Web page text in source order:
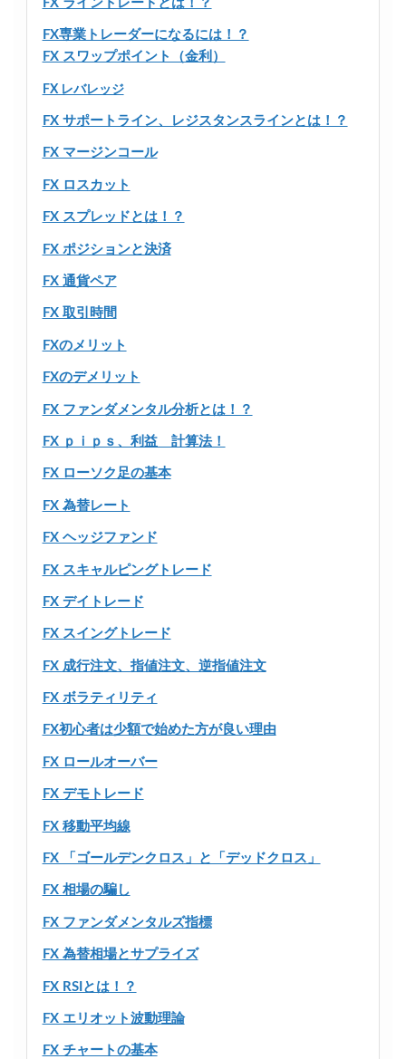
FX ライントレードとは！？
FX専業トレーダーになるには！？
FX スワップポイント（金利）
FX レバレッジ
FX サポートライン、レジスタンスラインとは！？
FX マージンコール
FX ロスカット
FX スプレッドとは！？
FX ポジションと決済
FX 通貨ペア
FX 取引時間
FXのメリット
FXのデメリット
FX ファンダメンタル分析とは！？
FX ｐｉｐｓ、利益 計算法！
FX ローソク足の基本
FX 為替レート
FX ヘッジファンド
FX スキャルピングトレード
FX デイトレード
FX スイングトレード
FX 成行注文、指値注文、逆指値注文
FX ボラティリティ
FX初心者は少額で始めた方が良い理由
FX ロールオーバー
FX デモトレード
FX 移動平均線
FX 「ゴールデンクロス」と「デッドクロス」
FX 相場の騙し
FX ファンダメンタルズ指標
FX 為替相場とサプライズ
FX RSIとは！？
FX エリオット波動理論
FX チャートの基本